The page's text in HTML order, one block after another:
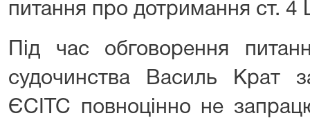
питання про дотримання ст. 4
Під час обговорення
судочинства Василь Крат
ЄСІТС повноцінно не